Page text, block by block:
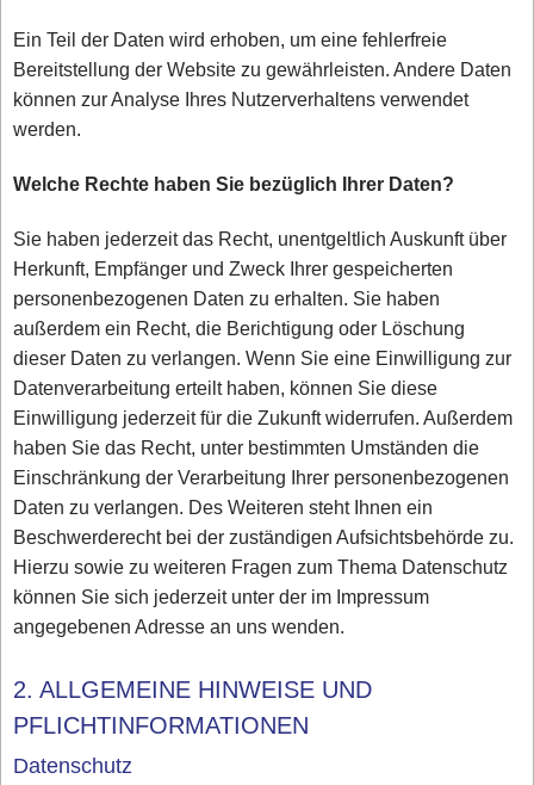
Ein Teil der Daten wird erhoben, um eine fehlerfreie
Bereitstellung der Website zu gewährleisten. Andere Daten
können zur Analyse Ihres Nutzerverhaltens verwendet
werden.
Welche Rechte haben Sie bezüglich Ihrer Daten?
Sie haben jederzeit das Recht, unentgeltlich Auskunft über
Herkunft, Empfänger und Zweck Ihrer gespeicherten
personenbezogenen Daten zu erhalten. Sie haben
außerdem ein Recht, die Berichtigung oder Löschung
dieser Daten zu verlangen. Wenn Sie eine Einwilligung zur
Datenverarbeitung erteilt haben, können Sie diese
Einwilligung jederzeit für die Zukunft widerrufen. Außerdem
haben Sie das Recht, unter bestimmten Umständen die
Einschränkung der Verarbeitung Ihrer personenbezogenen
Daten zu verlangen. Des Weiteren steht Ihnen ein
Beschwerderecht bei der zuständigen Aufsichtsbehörde zu.
Hierzu sowie zu weiteren Fragen zum Thema Datenschutz
können Sie sich jederzeit unter der im Impressum
angegebenen Adresse an uns wenden.
2. ALLGEMEINE HINWEISE UND
PFLICHTINFORMATIONEN
Datenschutz